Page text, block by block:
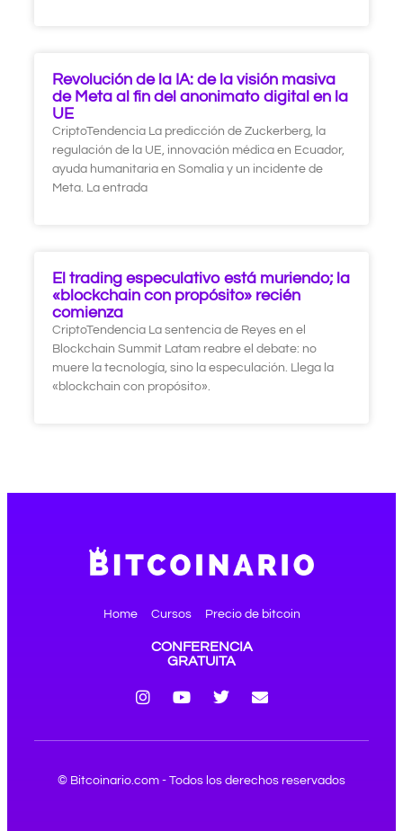
Revolución de la IA: de la visión masiva
de Meta al fin del anonimato digital en la
UE
CriptoTendencia La predicción de Zuckerberg, la
regulación de la UE, innovación médica en Ecuador,
ayuda humanitaria en Somalia y un incidente de
Meta. La entrada
El trading especulativo está muriendo; la
«blockchain con propósito» recién
comienza
CriptoTendencia La sentencia de Reyes en el
Blockchain Summit Latam reabre el debate: no
muere la tecnología, sino la especulación. Llega la
«blockchain con propósito».
Home Cursos Precio de bitcoin
CONFERENCIA
GRATUITA
© Bitcoinario.com - Todos los derechos reservados